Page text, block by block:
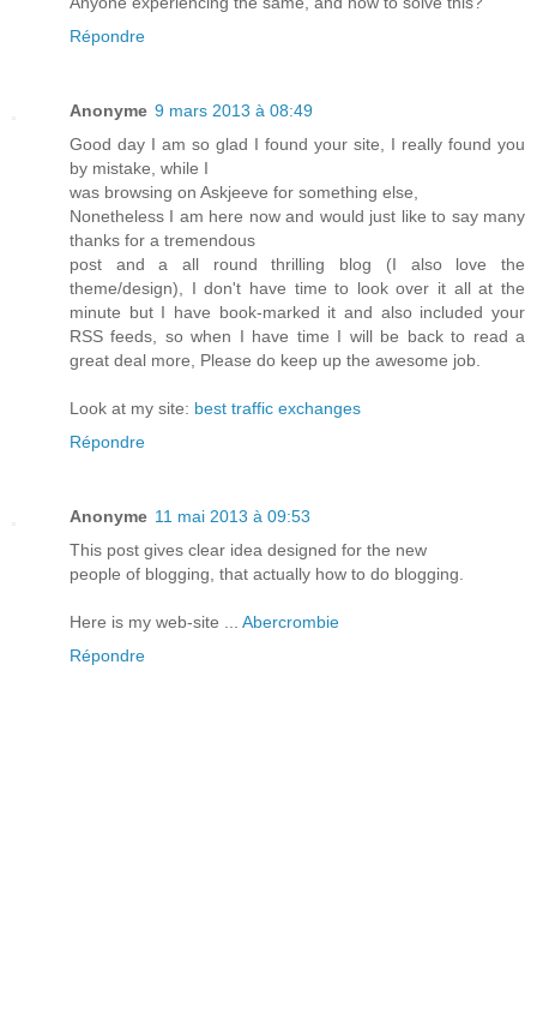
Répondre
Anonyme 9 mars 2013 à 08:49
Good day I am so glad I found your site, I really found you
by mistake, while I
was browsing on Askjeeve for something else,
Nonetheless I am here now and would just like to say many
thanks for a tremendous
post and a all round thrilling blog (I also love the
theme/design), I don't have time to look over it all at the
minute but I have book-marked it and also included your
RSS feeds, so when I have time I will be back to read a
great deal more, Please do keep up the awesome job.
Look at my site: best traffic exchanges
Répondre
Anonyme 11 mai 2013 à 09:53
This post gives clear idea designed for the new
people of blogging, that actually how to do blogging.
Here is my web-site ... Abercrombie
Répondre